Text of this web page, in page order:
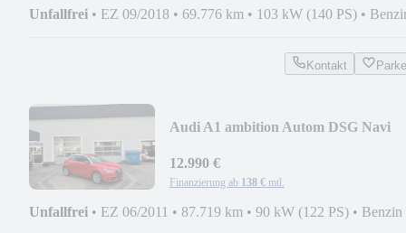
Unfallfrei • EZ 09/2018 • 69.776 km • 103 kW (140 PS) •
Kontakt
Audi A1 ambition Autom DSG Navi
12.990 €
Finanzierung ab 138 € mtl.
Unfallfrei • EZ 06/2011 • 87.719 km • 90 kW (122 PS) • Benzin